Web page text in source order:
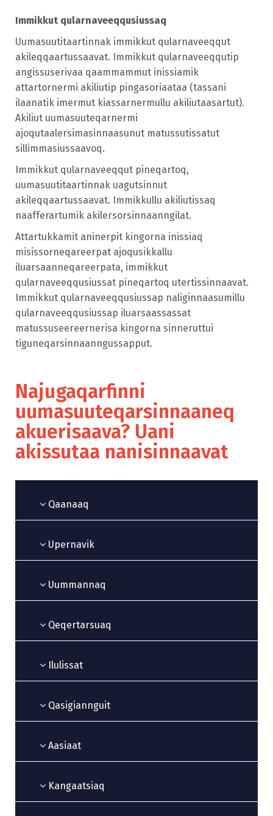
Immikkut qularnaveeqqusiussaq
Uumasuutitaartinnak immikkut qularnaveeqqut
akileqqaartussaavat. Immikkut qularnaveeqqutip
angissuserivaa qaammammut inissiamik
attartornermi akiliutip pingasoriaataa (tassani
ilaanatik imermut kiassarnermullu akiliutaasartut).
Akiliut uumasuuteqarnermi
ajoqutaalersimasinnaasunut matussutissatut
sillimmasiussaavoq.
Immikkut qularnaveeqqut pineqartoq,
uumasuutitaartinnak uagutsinnut
akileqqaartussaavat. Immikkullu akiliutissaq
naafferartumik akilersorsinnaanngilat.
Attartukkamit aninerpit kingorna inissiaq
misissorneqareerpat ajoqusikkallu
iluarsaanneqareerpata, immikkut
qularnaveeqqusiussat pineqartoq utertissinnaavat.
Immikkut qularnaveeqqusiussap naliginnaasumillu
qularnaveeqqusiussap iluarsaassassat
matussuseereernerisa kingorna sinneruttui
tiguneqarsinnaanngussapput.
Najugaqarfinni
uumasuuteqarsinnaaneq
akuerisaava? Uani
akissutaa nanisinnaavat
Qaanaaq
Upernavik
Uummannaq
Qeqertarsuaq
Ilulissat
Qasigiannguit
Aasiaat
Kangaatsiaq